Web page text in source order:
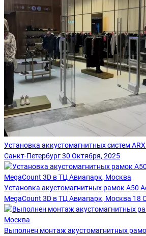
Установка аккустомагнитных систем
Санкт-Петербург30 Октября, 2025
Установка акустомагнитных рамок A50
MegaCount 3D в ТЦ Авиапарк, Москва 18
Выполнен монтаж акустомагнитных